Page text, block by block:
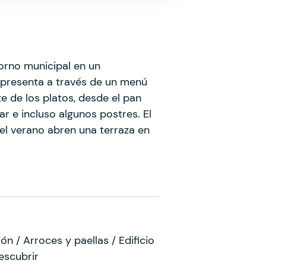
municipal en un
a través de un menú
de los platos, desde el pan
e incluso algunos postres. El
verano abren una terraza en
/ Arroces y paellas / Edificio